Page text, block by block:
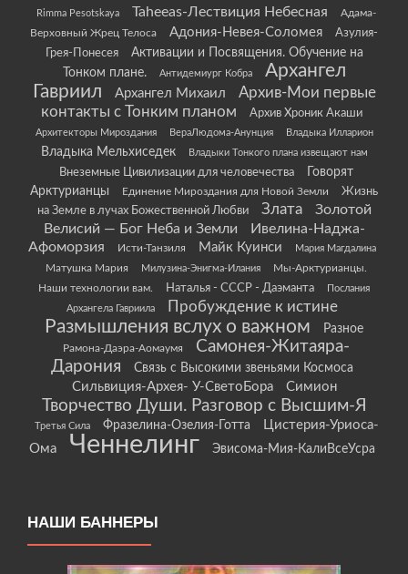
Rimma Pesotskaya Taheeas-Лествиция Небесная
Адама-
Верховный Жрец Телоса
Адония-Невея-Соломея
Азулия-
Грея-Понесея
Активации и Посвящения. Обучение на
Тонком плане.
Антидемиург Кобра
Архангел
Гавриил
Архангел Михаил
Архив-Мои первые
контакты с Тонким планом
Архив Хроник Акаши
Архитекторы Мироздания ВераЛюдома-Анунция Владыка Илларион
Владыка Мельхиседек Владыки Тонкого плана извещают нам
Внеземные Цивилизации для человечества
Говорят
Арктурианцы
Единение Мироздания для Новой Земли
Жизнь
на Земле в лучах Божественной Любви
Злата
Золотой
Велисий — Бог Неба и Земли
Ивелина-Наджа-
Афоморзия
Исти-Танзиля Майк Куинси Мария Магдалина
Матушка Мария Милузина-Энигма-Илания
Мы-Арктурианцы.
Наши технологии вам.
Наталья - СССР - Даэманта
Послания
Архангела Гавриила
Пробуждение к истине
Размышления вслух о важном Разное
Рамона-Даэра-Аомаумя
Самонея-Житаяра-
Дарония
Связь с Высокими звеньями Космоса
Сильвиция-Архея- У-СветоБора Симион
Творчество Души. Разговор с Высшим-Я
Третья Сила Фразелина-Озелия-Готта
Цистерия-Уриоса-
Ома
Ченнелинг Эвисома-Мия-КалиВсеУсра
НАШИ БАННЕРЫ